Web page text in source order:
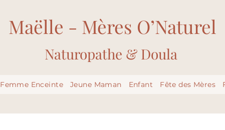
Naturopathe & Doula
Maëlle - Mères O’Naturel
Femme Enceinte Jeune Maman Enfant Fête des Mères